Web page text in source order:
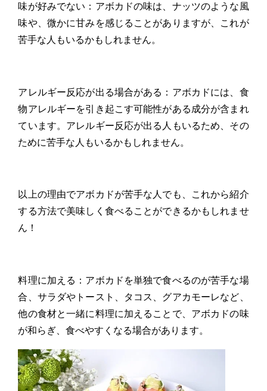
味が好みでない：アボカドの味は、ナッツのような風
味や、微かに甘みを感じることがありますが、これが
苦手な人もいるかもしれません。
アレルギー反応が出る場合がある：アボカドには、食
物アレルギーを引き起こす可能性がある成分が含まれ
ています。アレルギー反応が出る人もいるため、その
ために苦手な人もいるかもしれません。
以上の理由でアボカドが苦手な人でも、これから紹介
する方法で美味しく食べることができるかもしれませ
ん！
料理に加える：アボカドを単独で食べるのが苦手な場
合、サラダやトースト、タコス、グアカモーレなど、
他の食材と一緒に料理に加えることで、アボカドの味
が和らぎ、食べやすくなる場合があります。